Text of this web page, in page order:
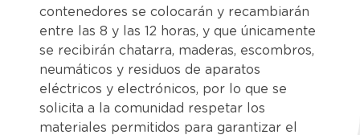
contenedores se colocarán y recambiarán
entre las 8 y las 12 horas, y que únicamente
se recibirán chatarra, maderas, escombros,
neumáticos y residuos de aparatos
eléctricos y electrónicos, por lo que se
solicita a la comunidad respetar los
materiales permitidos para garantizar el